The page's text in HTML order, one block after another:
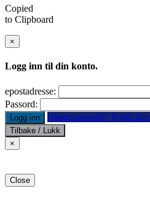
Copied
to Clipboard
×
Logg inn til din konto.
epostadresse:
Passord:
Logg inn Glemt passord? Trykk her.
Tilbake / Lukk
×
Close